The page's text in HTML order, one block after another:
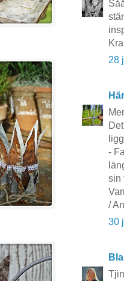
28
-
sin
/
30